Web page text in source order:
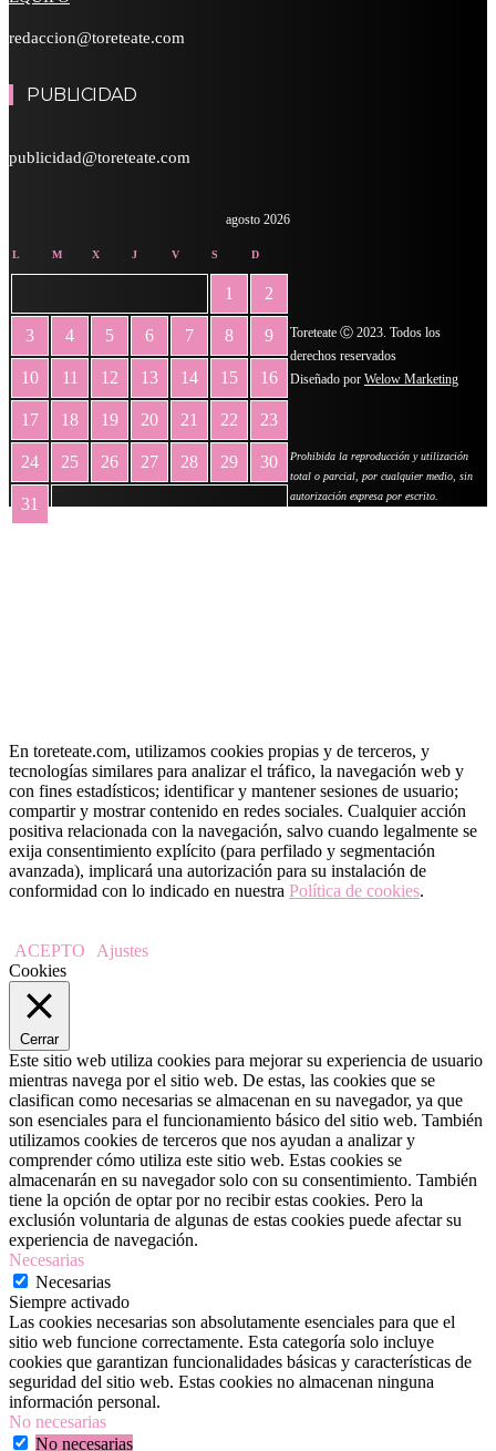
redaccion@toreteate.com
PUBLICIDAD
publicidad@toreteate.com
agosto 2026
L M X J V S D
1 2
3 4 5 6 7 8 9
10 11 12 13 14 15 16
17 18 19 20 21 22 23
24 25 26 27 28 29 30
31
Toreteate Ⓒ 2023. Todos los
derechos reservados
Diseñado por Welow Marketing
Prohibida la reproducción y utilización
total o parcial, por cualquier medio, sin
autorización expresa por escrito.
En toreteate.com, utilizamos cookies propias y de terceros, y
tecnologías similares para analizar el tráfico, la navegación web y
con fines estadísticos; identificar y mantener sesiones de usuario;
compartir y mostrar contenido en redes sociales. Cualquier acción
positiva relacionada con la navegación, salvo cuando legalmente se
exija consentimiento explícito (para perfilado y segmentación
avanzada), implicará una autorización para su instalación de
conformidad con lo indicado en nuestra Política de cookies.
ACEPTO
Ajustes
Cookies
Cerrar
Este sitio web utiliza cookies para mejorar su experiencia de usuario
mientras navega por el sitio web. De estas, las cookies que se
clasifican como necesarias se almacenan en su navegador, ya que
son esenciales para el funcionamiento básico del sitio web. También
utilizamos cookies de terceros que nos ayudan a analizar y
comprender cómo utiliza este sitio web. Estas cookies se
almacenarán en su navegador solo con su consentimiento. También
tiene la opción de optar por no recibir estas cookies. Pero la
exclusión voluntaria de algunas de estas cookies puede afectar su
experiencia de navegación.
Necesarias
Necesarias
Siempre activado
Las cookies necesarias son absolutamente esenciales para que el
sitio web funcione correctamente. Esta categoría solo incluye
cookies que garantizan funcionalidades básicas y características de
seguridad del sitio web. Estas cookies no almacenan ninguna
información personal.
No necesarias
No necesarias